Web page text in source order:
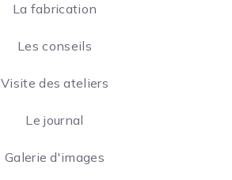
La fabrication
Les conseils
Visite des ateliers
Le journal
Galerie d'images